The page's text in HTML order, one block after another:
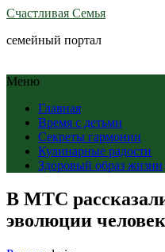
Счастливая Семья
семейный портал
Меню
Главная
Время с детьми
Секреты гармонии
Кулинарные радости
Здоровый образ жизни
В МТС
эволюции